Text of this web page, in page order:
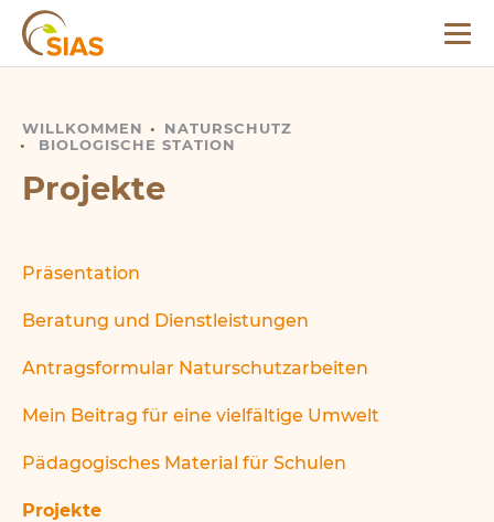
Menü
WILLKOMMEN
NATURSCHUTZ
BIOLOGISCHE STATION
PROJEKTE
Projekte
Präsentation
Beratung und Dienstleistungen
Antragsformular Naturschutzarbeiten
Mein Beitrag für eine vielfältige Umwelt
Pädagogisches Material für Schulen
Projekte